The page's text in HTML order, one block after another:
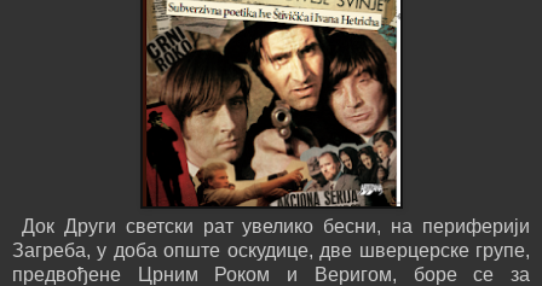
Док Други светски рат увелико бесни, на периферији
Загреба, у доба опште оскудице, две шверцерске групе,
предвођене Црним Роком и Веригом, боре се за